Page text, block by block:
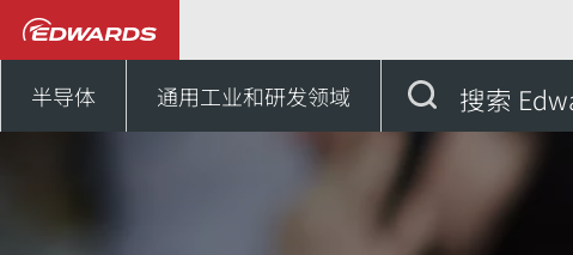
半导体 通用工业和研发领域 搜索